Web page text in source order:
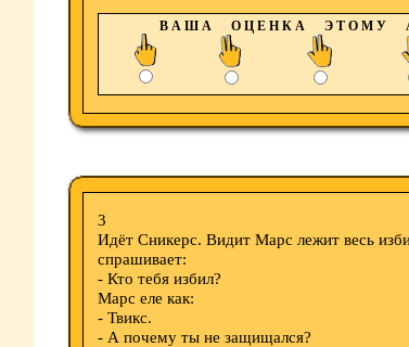
В А Ш А О Ц Е Н К А Э Т О М У А
3
Идёт Сникерс. Видит Марс лежит весь
спрашивает:
- Кто тебя избил?
Марс еле как:
- Твикс.
- А почему ты не защищался?